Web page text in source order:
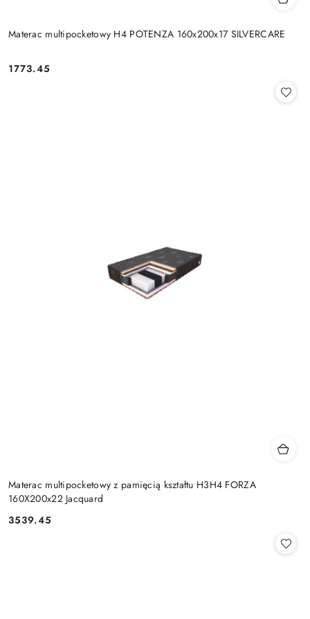
Materac multipocketowy H4 POTENZA 160x200x17 SILVERCARE
Cena:
1773.45
Materac multipocketowy z pamięcią kształtu H3H4 FORZA
160X200x22 Jacquard
Cena:
3539.45